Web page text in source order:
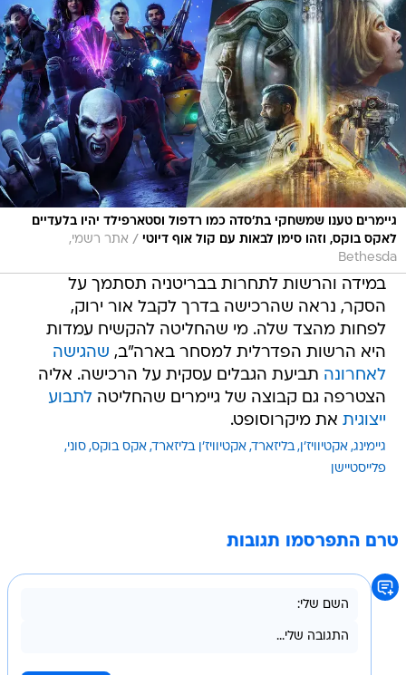
גיימרים טענו שמשחקי בת'סדה כמו רדפול וסטארפילד יהיו בלעדיים
לאקס בוקס, וזהו סימן לבאות עם קול אוף דיוטי / אתר רשמי,
Bethesda
במידה והרשות לתחרות בבריטניה תסתמך על
הסקר, נראה שהרכישה בדרך לקבל אור ירוק,
לפחות מהצד שלה. מי שהחליטה להקשיח עמדות
היא הרשות הפדרלית למסחר בארה"ב, שהגישה
לאחרונה תביעת הגבלים עסקית על הרכישה. אליה
הצטרפה גם קבוצה של גיימרים שהחליטהלתבוע
ייצוגית את מיקרוסופט.
גיימינג אקטיוויז'ן בליזארד אקטיוויז'ן בליזארד אקס בוקס סוני
פלייסטיישן
טרם התפרסמו תגובות